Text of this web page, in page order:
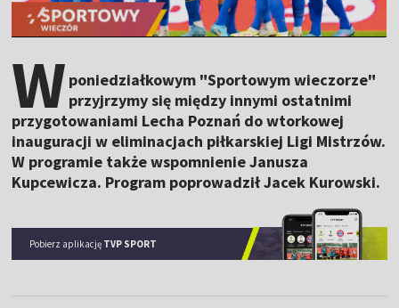
W poniedziałkowym "Sportowym wieczorze"
przyjrzymy się między innymi ostatnimi
przygotowaniami Lecha Poznań do wtorkowej
inauguracji w eliminacjach piłkarskiej Ligi Mistrzów.
W programie także wspomnienie Janusza
Kupcewicza. Program poprowadził Jacek Kurowski.
Pobierz aplikację TVP SPORT